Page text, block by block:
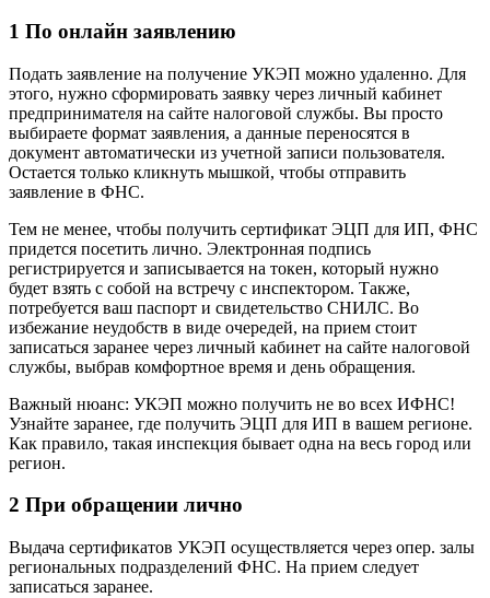
1 По онлайн заявлению
Подать заявление на получение УКЭП можно удаленно. Для
этого, нужно сформировать заявку через личный кабинет
предпринимателя на сайте налоговой службы. Вы просто
выбираете формат заявления, а данные переносятся в
документ автоматически из учетной записи пользователя.
Остается только кликнуть мышкой, чтобы отправить
заявление в ФНС.
Тем не менее, чтобы получить сертификат ЭЦП для ИП, ФНС
придется посетить лично. Электронная подпись
регистрируется и записывается на токен, который нужно
будет взять с собой на встречу с инспектором. Также,
потребуется ваш паспорт и свидетельство СНИЛС. Во
избежание неудобств в виде очередей, на прием стоит
записаться заранее через личный кабинет на сайте налоговой
службы, выбрав комфортное время и день обращения.
Важный нюанс: УКЭП можно получить не во всех ИФНС!
Узнайте заранее, где получить ЭЦП для ИП в вашем регионе.
Как правило, такая инспекция бывает одна на весь город или
регион.
2 При обращении лично
Выдача сертификатов УКЭП осуществляется через опер. залы
региональных подразделений ФНС. На прием следует
записаться заранее.